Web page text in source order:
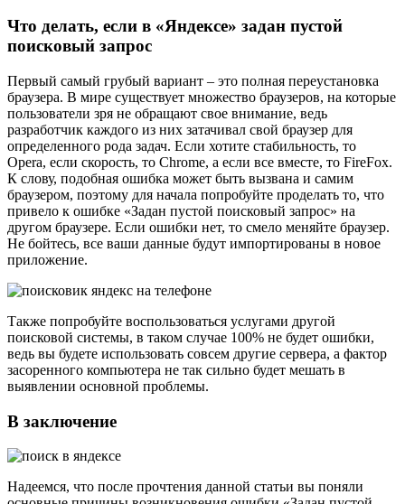
Что делать, если в «Яндексе» задан пустой
поисковый запрос
Первый самый грубый вариант – это полная переустановка
браузера. В мире существует множество браузеров, на которые
пользователи зря не обращают свое внимание, ведь
разработчик каждого из них затачивал свой браузер для
определенного рода задач. Если хотите стабильность, то
Opera, если скорость, то Chrome, а если все вместе, то FireFox.
К слову, подобная ошибка может быть вызвана и самим
браузером, поэтому для начала попробуйте проделать то, что
привело к ошибке «Задан пустой поисковый запрос» на
другом браузере. Если ошибки нет, то смело меняйте браузер.
Не бойтесь, все ваши данные будут импортированы в новое
приложение.
Также попробуйте воспользоваться услугами другой
поисковой системы, в таком случае 100% не будет ошибки,
ведь вы будете использовать совсем другие сервера, а фактор
засоренного компьютера не так сильно будет мешать в
выявлении основной проблемы.
В заключение
Надеемся, что после прочтения данной статьи вы поняли